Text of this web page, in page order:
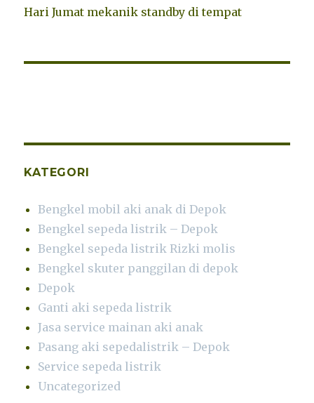
Hari Jumat mekanik standby di tempat
KATEGORI
Bengkel mobil aki anak di Depok
Bengkel sepeda listrik – Depok
Bengkel sepeda listrik Rizki molis
Bengkel skuter panggilan di depok
Depok
Ganti aki sepeda listrik
Jasa service mainan aki anak
Pasang aki sepedalistrik – Depok
Service sepeda listrik
Uncategorized